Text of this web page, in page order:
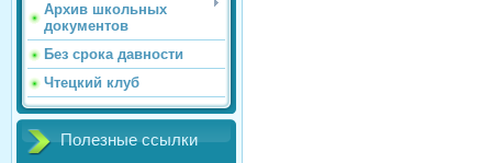
Архив школьных
документов
Без срока давности
Чтецкий клуб
Полезные ссылки